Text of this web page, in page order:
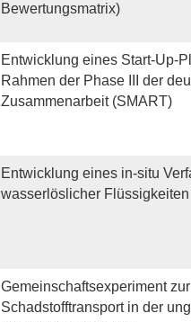
Bewertungsmatrix)
Entwicklung eines Start-Up-
Rahmen der Phase III der
Zusammenarbeit (SMART)
Entwicklung eines in-situ
wasserlöslicher
Gemeinschaftsexperiment
Schadstofftransport in der